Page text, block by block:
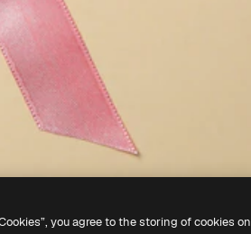
you agree to the storing of cookies